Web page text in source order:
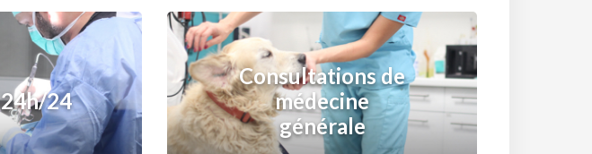
24
Consultations de
médecine
générale